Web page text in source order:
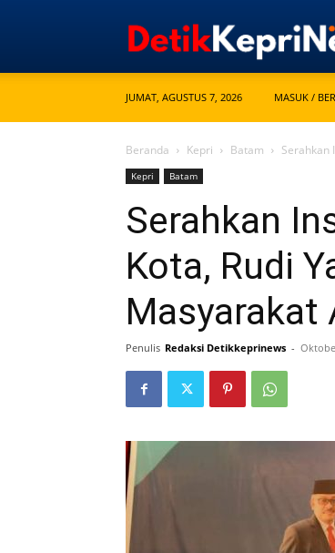
JUMAT, AGUSTUS 7, 2026 MASUK /
Beranda Kepri Batam Serahkan
Kepri Batam
Serahkan
Kota, Rudi
Masyarakat
Penulis Redaksi Detikkeprinews -